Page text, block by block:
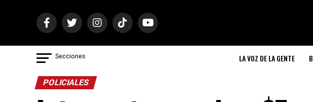
Secciones LA VOZ DE LA GENTE
POLICIALES